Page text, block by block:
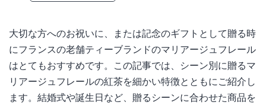
大切な方へのお祝いに、または記念のギフトとして贈る時
にフランスの老舗ティーブランドのマリアージュフレール
はとてもおすすめです。この記事では、シーン別に贈るマ
リアージュフレールの紅茶を細かい特徴とともにご紹介し
ます。結婚式や誕生日など、贈るシーンに合わせた商品を